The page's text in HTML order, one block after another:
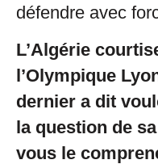
défendre avec
L’Algérie
l’Olympique
dernier a dit
la question de
vous le